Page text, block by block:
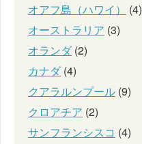
オアフ島（ハワイ）
(4)
オーストラリア (3)
オランダ(2)
カナダ(4)
クアラルンプール (9)
クロアチア (2)
サンフランシスコ (4)